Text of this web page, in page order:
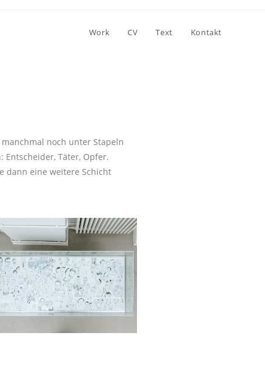
Work CV Text Kontakt
noch unter Stapeln
Täter, Opfer.
dann eine weitere Schicht